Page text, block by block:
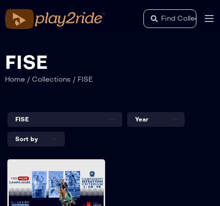
FISE
Home / Collections / FISE